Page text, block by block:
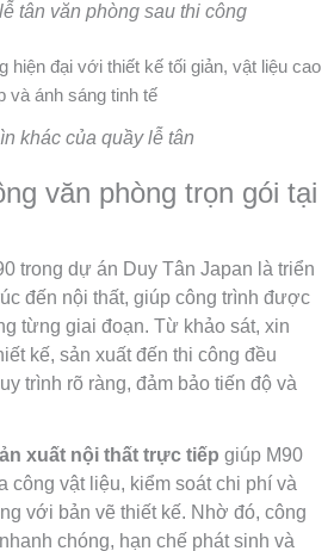
tân văn phòng sau thi công
khác của quầy lễ tân
văn phòng trọn gói tại
trong dự án Duy Tân Japan là triển
đến nội thất, giúp công trình được
từng giai đoạn. Từ khảo sát, xin
kế, sản xuất đến thi công đều
trình rõ ràng, đảm bảo tiến độ và
xuất nội thất trực tiếp giúp M90
công vật liệu, kiểm soát chi phí và
với bản vẽ thiết kế. Nhờ đó, công
chóng, hạn chế phát sinh và